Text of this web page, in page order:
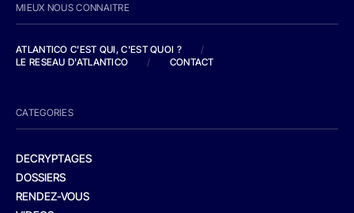
MIEUX NOUS CONNAITRE
ATLANTICO C'EST QUI, C'EST QUOI ?
/
LE RESEAU D'ATLANTICO
/ CONTACT
CATEGORIES
DECRYPTAGES
DOSSIERS
RENDEZ-VOUS